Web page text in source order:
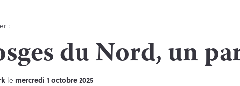
:
du Nord, un
le mercredi 1 octobre 2025